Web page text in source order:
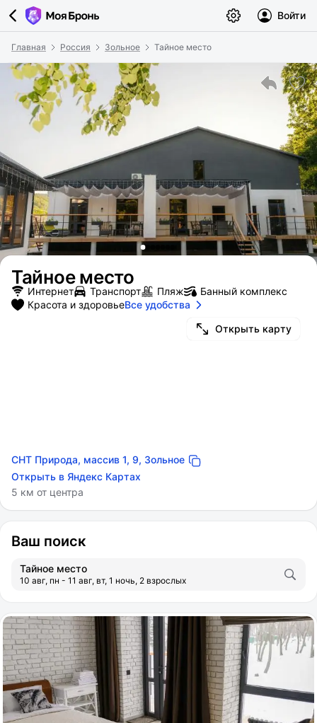
Войти
Главная Россия Зольное Тайное место
Тайное место
Открыть карту
СНТ Природа, массив 1, 9, Зольное
Открыть в Яндекс Картах
5 км от центра
Интернет Транспорт Пляж
Банный комплекс
Красота и здоровьеВсе удобства
Ваш поиск
Тайное место
10 авг, пн - 11 авг, вт, 1 ночь, 2 взрослых